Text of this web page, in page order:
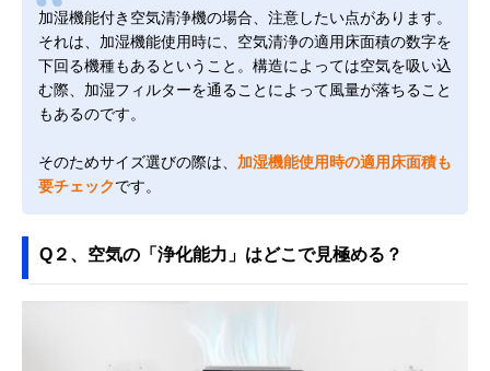
加湿機能付き空気清浄機の場合、注意したい点があります。
それは、加湿機能使用時に、空気清浄の適用床面積の数字を
下回る機種もあるということ。構造によっては空気を吸い込
む際、加湿フィルターを通ることによって風量が落ちること
もあるのです。
そのためサイズ選びの際は、 加湿機能使用時の適用床面積も
要チェックです。
Q２、空気の「浄化能力」はどこで見極める？